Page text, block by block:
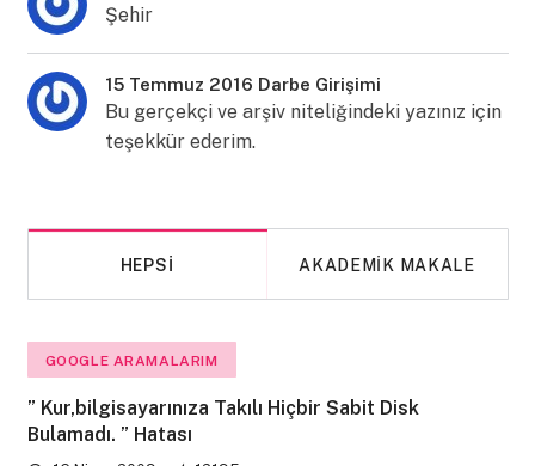
Şehir
15 Temmuz 2016 Darbe Girişimi
Bu gerçekçi ve arşiv niteliğindeki yazınız için
teşekkür ederim.
HEPSI AKADEMIK MAKALE
GOOGLE ARAMALARIM
” Kur,bilgisayarınıza Takılı Hiçbir Sabit Disk
Bulamadı. ” Hatası